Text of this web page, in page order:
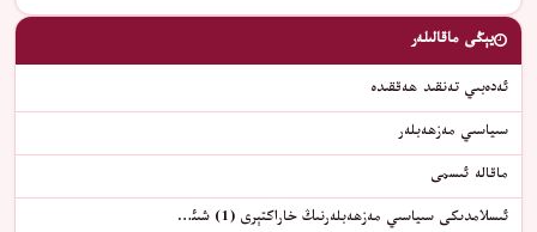
يېڭى ماقالىلەر
ئەدەبىي تەنقىد ھەققىدە
سىياسىي مەزھەبلەر
ماقالە ئىسمى
ئىسلامدىكى سىياسىي مەزھەبلەرنىڭ خاراكتېرى (1) شىئ…